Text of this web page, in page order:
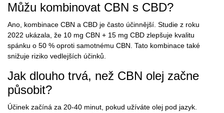
Můžu kombinovat CBN s CBD?
Ano, kombinace CBN a CBD je často účinnější. Studie z roku
2022 ukázala, že 10 mg CBN + 15 mg CBD zlepšuje kvalitu
spánku o 50 % oproti samotnému CBN. Tato kombinace také
snižuje riziko vedlejších účinků.
Jak dlouho trvá, než CBN olej začne
působit?
Účinek začíná za 20-40 minut, pokud užíváte olej pod jazyk.